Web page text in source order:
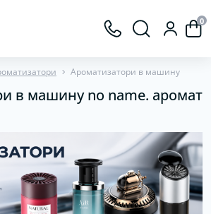
0
Ароматизатори в машину
в машину no name. аромат